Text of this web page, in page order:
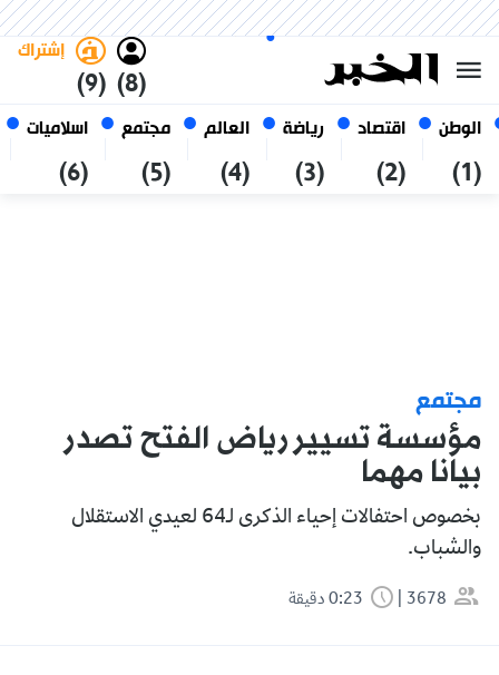
الوطن
(1)
اقتصاد
(2)
رياضة
(3)
العالم
(4)
مجتمع
(5)
اسلاميات
(6)
(8)
إشتراك
(9)
06 أغسطس 2026
الجزائر
مجتمع
مؤسسة تسيير رياض الفتح تصدر
بيانا مهما
بخصوص احتفالات إحياء الذكرى لـ64 لعيدي الاستقلال
والشباب.
3678